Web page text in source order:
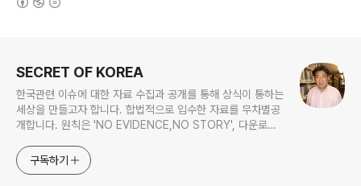
SECRET OF KOREA
한국관련 이슈에 대한 자료 수집과 공개를 통해 상식이 통하는
세상을 만들고자 합니다. 합법적으로 입수한 자료를 무차별공
개합니다. 원칙은 'NO EVIDENCE,NO STORY', 다운로드
jesim56@gmail.com, 안보일때는 구글리더나 RSS로!!
구독하기